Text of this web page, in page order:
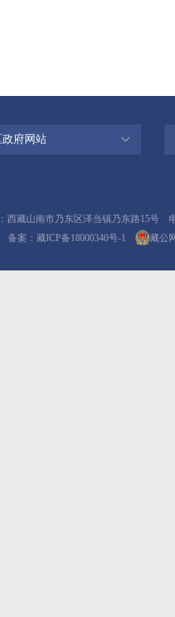
政府网站
藏山南市乃东区泽当镇乃东路15号 电
备案： 藏ICP备18000340号-1 藏公